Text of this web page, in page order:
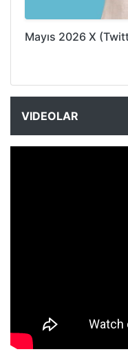
Mayıs 2026 X
VIDEOLAR
NYXmag 2. Yaş